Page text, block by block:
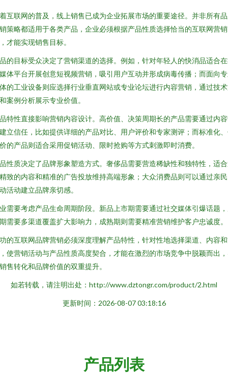
互联网的普及，线上销售已成为企业拓展市场的重要途径。并非所有
策略都适用于各类产品，企业必须根据产品性质选择恰当的互联网营
才能实现销售目标。
的目标受众决定了营销渠道的选择。例如，针对年轻人的快消品适合
体平台开展创意短视频营销，吸引用户互动并形成病毒传播；而面向
的工业设备则应选择行业垂直网站或专业论坛进行内容营销，通过技
案例分析展示专业价值。
特性直接影响营销内容设计。高价值、决策周期长的产品需要通过内
立信任，比如提供详细的产品对比、用户评价和专家测评；而标准化
的产品则适合采用促销活动、限时抢购等方式刺激即时消费。
性质决定了品牌形象塑造方式。奢侈品需要营造稀缺性和独特性，适
致的内容和精准的广告投放维持高端形象；大众消费品则可以通过亲
活动建立品牌亲切感。
需要考虑产品生命周期阶段。新品上市期需要通过社交媒体引爆话题
需要多渠道覆盖扩大影响力，成熟期则需要精准营销维护客户忠诚度。
的互联网品牌营销必须深度理解产品特性，针对性地选择渠道、内容
使营销活动与产品性质高度契合，才能在激烈的市场竞争中脱颖而出
售转化和品牌价值的双重提升。
如若转载，请注明出处：http://www.dztongr.com/product/2.html
更新时间：2026-08-07 03:18:16
产品列表